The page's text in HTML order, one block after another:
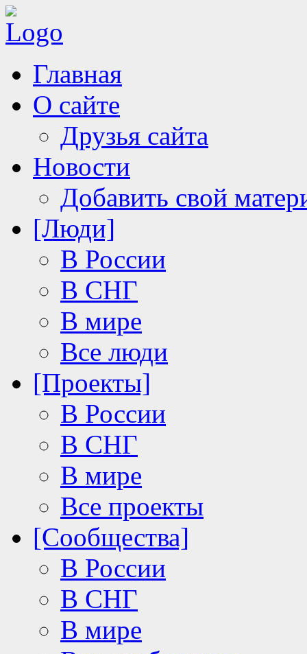
Главная
О сайте
Друзья сайта
Новости
Добавить свой
[Люди]
В России
В СНГ
В мире
Все люди
[Проекты]
В России
В СНГ
В мире
Все проекты
[Сообщества]
В России
В СНГ
В мире